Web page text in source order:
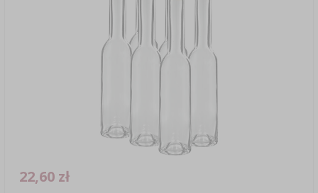
22,60 zł